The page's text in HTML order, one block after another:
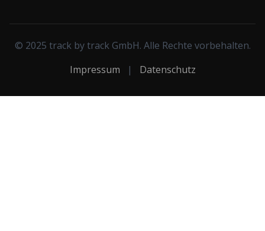
© 2025 track by track GmbH. Alle Rechte vorbehalten.
Impressum
| Datenschutz